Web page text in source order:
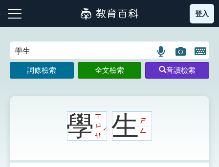
到
主
:::
注音索引圖示 筆畫索引圖示 部首索引表圖示
登入
:::
語
言
搜
圖
片
搜
開
鍵
圖
詞條檢索 全文檢索 音讀檢索
學ㄒ
ㄩ
ㄝ
ˊ 生ㄕ
ㄥ